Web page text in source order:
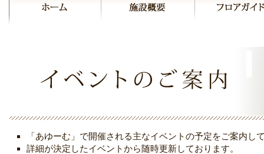
「あゆーむ」で開催される主なイベントの予定をご案内し
詳細が決定したイベントから随時更新しております。
04:00